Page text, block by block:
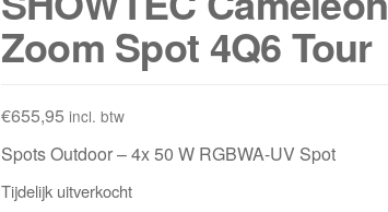
Zoom Spot 4Q6 Tour
€655,95 incl. btw
Spots Outdoor – 4x 50 W RGBWA-UV Spot
Tijdelijk uitverkocht